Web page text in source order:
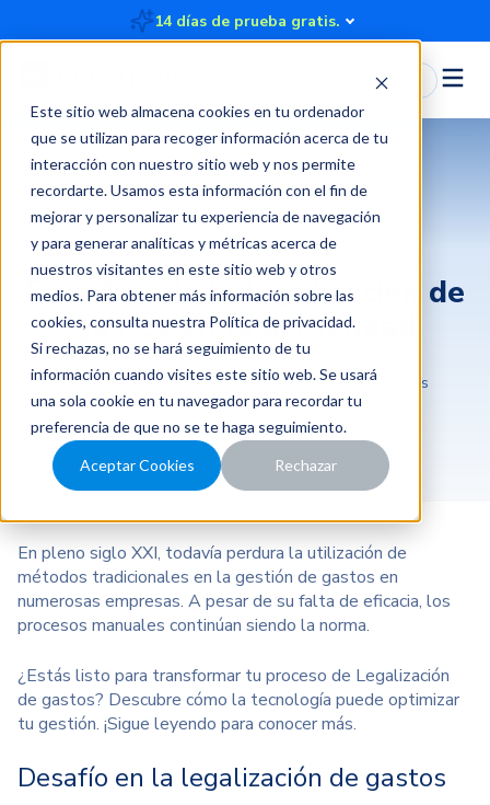
Este sitio web almacena cookies en tu ordenador
que se utilizan para recoger información acerca de tu
interacción con nuestro sitio web y nos permite
recordarte. Usamos esta información con el fin de
mejorar y personalizar tu experiencia de navegación
y para generar analíticas y métricas acerca de
nuestros visitantes en este sitio web y otros
medios. Para obtener más información sobre las
cookies, consulta nuestra Política de privacidad.
Si rechazas, no se hará seguimiento de tu
información cuando visites este sitio web. Se usará
una sola cookie en tu navegador para recordar tu
preferencia de que no se te haga seguimiento.
Aceptar Cookies Rechazar
14 días de prueba gratis.
Iniciar Sesión
Rindegastos
Desafíos de la legalización de
gastos en la actualidad
2024-08-07 13:46:44 4 minutos Rindegastos
En pleno siglo XXI, todavía perdura la utilización de
métodos tradicionales en la gestión de gastos en
numerosas empresas. A pesar de su falta de eficacia, los
procesos manuales continúan siendo la norma.
¿Estás listo para transformar tu proceso de Legalización
de gastos? Descubre cómo la tecnología puede optimizar
tu gestión. ¡Sigue leyendo para conocer más.
Desafío en la legalización de gastos